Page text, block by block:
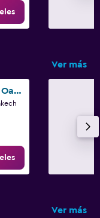
Ver más
Barceló Palmeraie Oasis Resort
Ver más